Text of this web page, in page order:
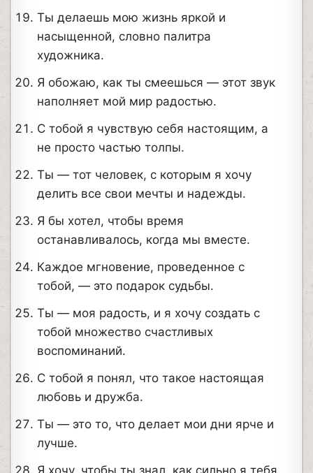
Ты делаешь мою жизнь яркой и
насыщенной, словно палитра
художника.
Я обожаю, как ты смеешься — этот звук
наполняет мой мир радостью.
С тобой я чувствую себя настоящим, а
не просто частью толпы.
Ты — тот человек, с которым я хочу
делить все свои мечты и надежды.
Я бы хотел, чтобы время
останавливалось, когда мы вместе.
Каждое мгновение, проведенное с
тобой, — это подарок судьбы.
Ты — моя радость, и я хочу создать с
тобой множество счастливых
воспоминаний.
С тобой я понял, что такое настоящая
любовь и дружба.
Ты — это то, что делает мои дни ярче и
лучше.
Я хочу, чтобы ты знал, как сильно я тебя